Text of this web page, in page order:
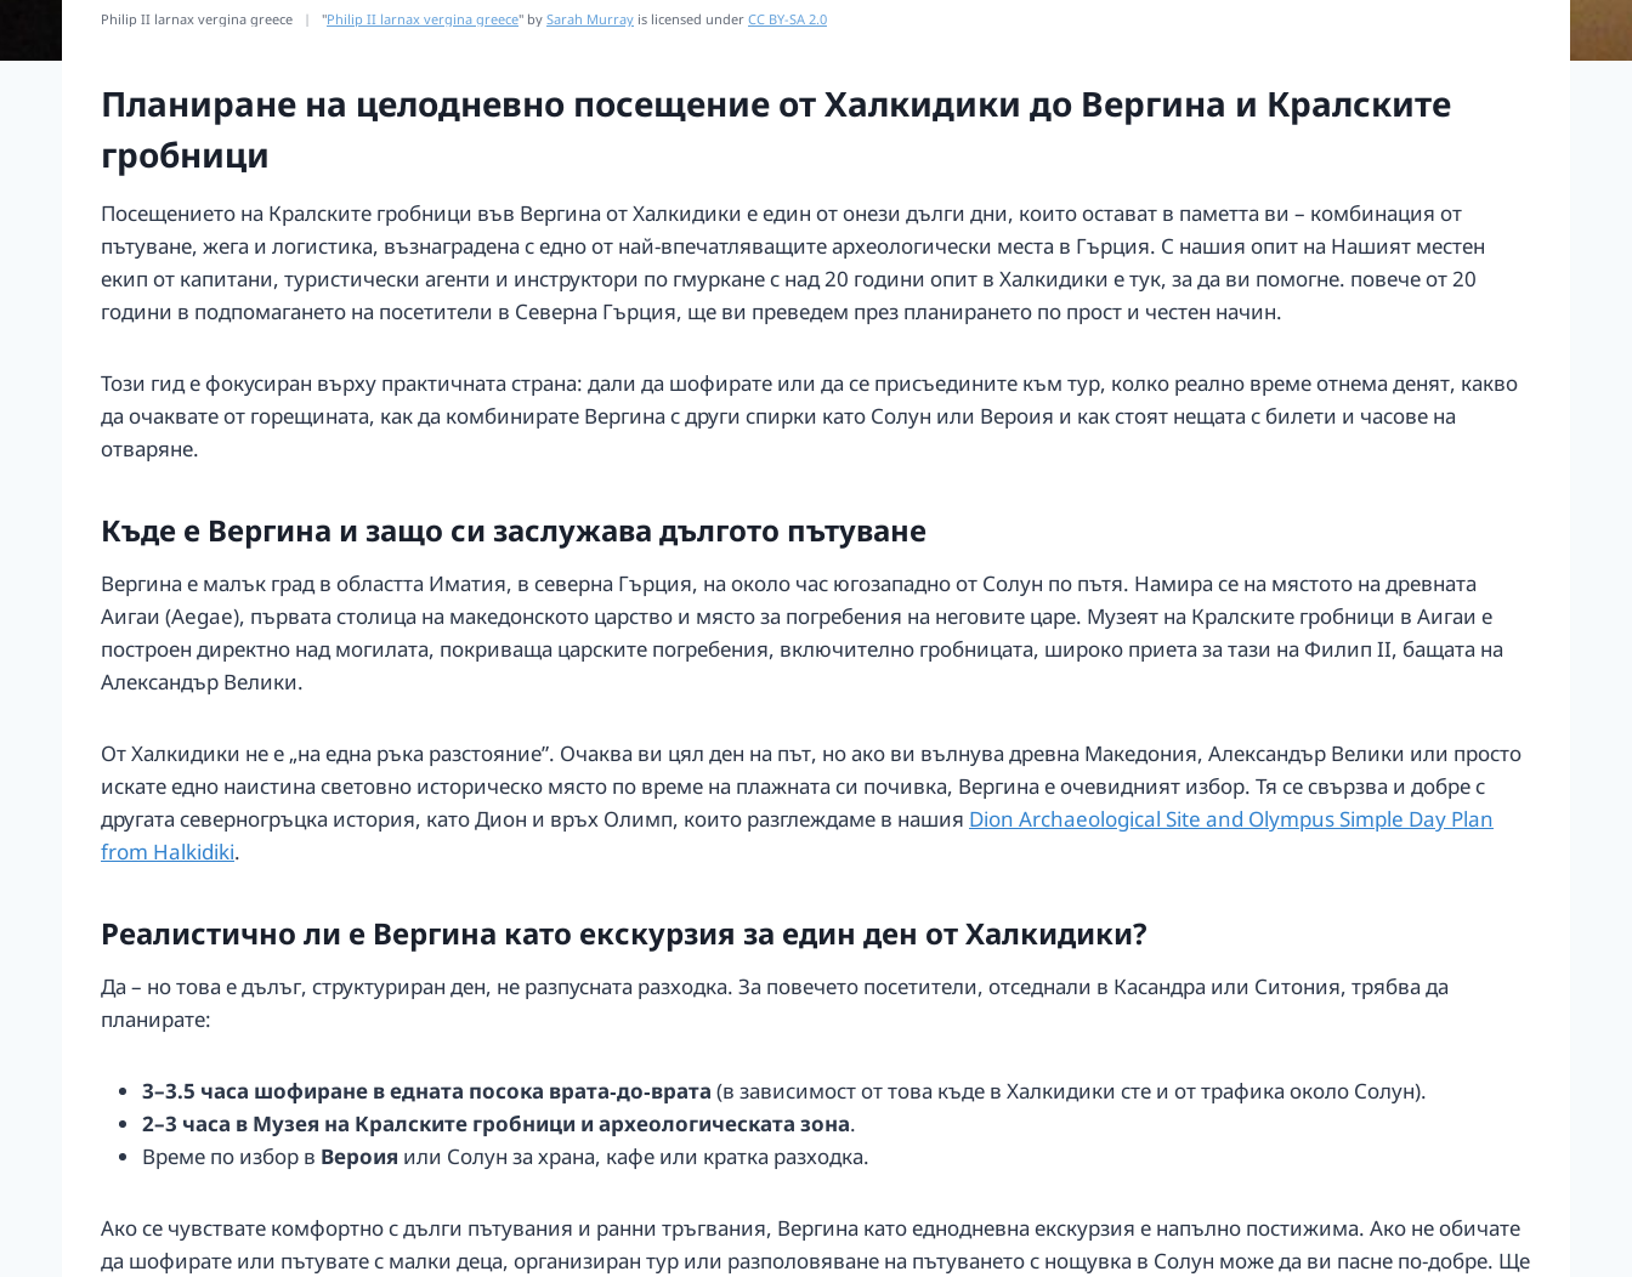
Philip II larnax vergina greece | "Philip II larnax vergina greece" by Sarah Murray is licensed under CC BY-SA 2.0
Планиране на целодневно посещение от Халкидики до Вергина и Кралските
гробници
Посещението на Кралските гробници във Вергина от Халкидики е един от онези дълги дни, които остават в паметта ви – комбинация от
пътуване, жега и логистика, възнаградена с едно от най-впечатляващите археологически места в Гърция. С нашия опит на Нашият местен
екип от капитани, туристически агенти и инструктори по гмуркане с над 20 години опит в Халкидики е тук, за да ви помогне. повече от 20
години в подпомагането на посетители в Северна Гърция, ще ви преведем през планирането по прост и честен начин.
Този гид е фокусиран върху практичната страна: дали да шофирате или да се присъедините към тур, колко реално време отнема денят, какво
да очаквате от горещината, как да комбинирате Вергина с други спирки като Солун или Вероия и как стоят нещата с билети и часове на
отваряне.
Къде е Вергина и защо си заслужава дългото пътуване
Вергина е малък град в областта Иматия, в северна Гърция, на около час югозападно от Солун по пътя. Намира се на мястото на древната
Аигаи (Aegae), първата столица на македонското царство и място за погребения на неговите царе. Музеят на Кралските гробници в Аигаи е
построен директно над могилата, покриваща царските погребения, включително гробницата, широко приета за тази на Филип II, бащата на
Александър Велики.
От Халкидики не е „на една ръка разстояние”. Очаква ви цял ден на път, но ако ви вълнува древна Македония, Александър Велики или просто
искате едно наистина световно историческо място по време на плажната си почивка, Вергина е очевидният избор. Тя се свързва и добре с
другата северногръцка история, като Дион и връх Олимп, които разглеждаме в нашия Dion Archaeological Site and Olympus Simple Day Plan
from Halkidiki.
Реалистично ли е Вергина като екскурзия за един ден от Халкидики?
Да – но това е дълъг, структуриран ден, не разпусната разходка. За повечето посетители, отседнали в Касандра или Ситония, трябва да
планирате:
3–3.5 часа шофиране в едната посока врата‑до‑врата (в зависимост от това къде в Халкидики сте и от трафика около Солун).
2–3 часа в Музея на Кралските гробници и археологическата зона.
Време по избор в Вероия или Солун за храна, кафе или кратка разходка.
Ако се чувствате комфортно с дълги пътувания и ранни тръгвания, Вергина като еднодневна екскурзия е напълно постижима. Ако не обичате
да шофирате или пътувате с малки деца, организиран тур или разполовяване на пътуването с нощувка в Солун може да ви пасне по-добре. Ще